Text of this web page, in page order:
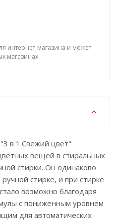
интернет-магазина и может
магазинах
в 1.Свежий цвет"
вещей в стиральных
стирки. Он одинаково
стирке, и при стирке
возможно благодаря
с пониженным уровнем
для автоматических